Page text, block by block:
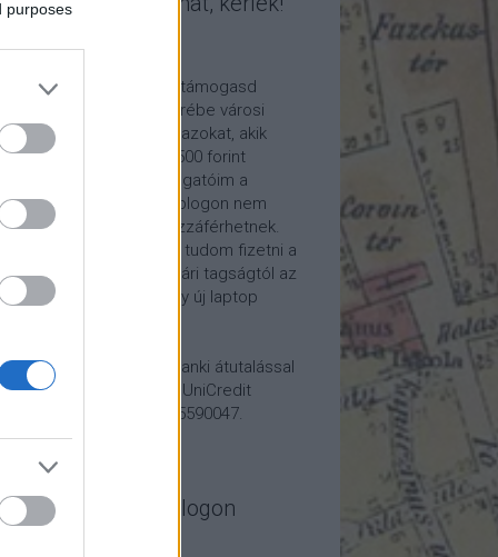
purposes
tetszik a blogom, kérlek támogasd
anyagilag is! Cserébe városi
hívom meg időnként azokat, akik
havi 5 euró vagy 2500 forint
küldenek. Támogatóim a
on exkluzív, a blogon nem
tartalmakhoz is hozzáférhetnek.
segítségével tudom fizetni a
költségeit a könyvtári tagságtól az
előfizetésen át egy új laptop
egyszerű banki átutalással
Papp Géza, UniCredit
10918001-00000022-65590047.
Fővárosi Blog
cikkek a blogon